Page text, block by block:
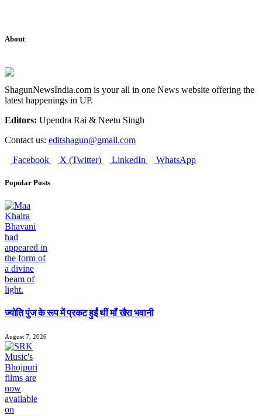
About
ShagunNewsIndia.com is your all in one News website offering the
latest happenings in UP.
Editors: Upendra Rai & Neetu Singh
Contact us: editshagun@gmail.com
Facebook
X (Twitter) LinkedIn WhatsApp
Popular Posts
ज्योति पुंज के रूप में प्रकट हुईं थीं माँ खैरा भवानी
August 7, 2026